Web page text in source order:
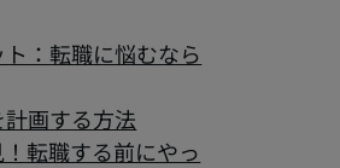
：転職に悩むなら
画する方法
転職する前にやっ